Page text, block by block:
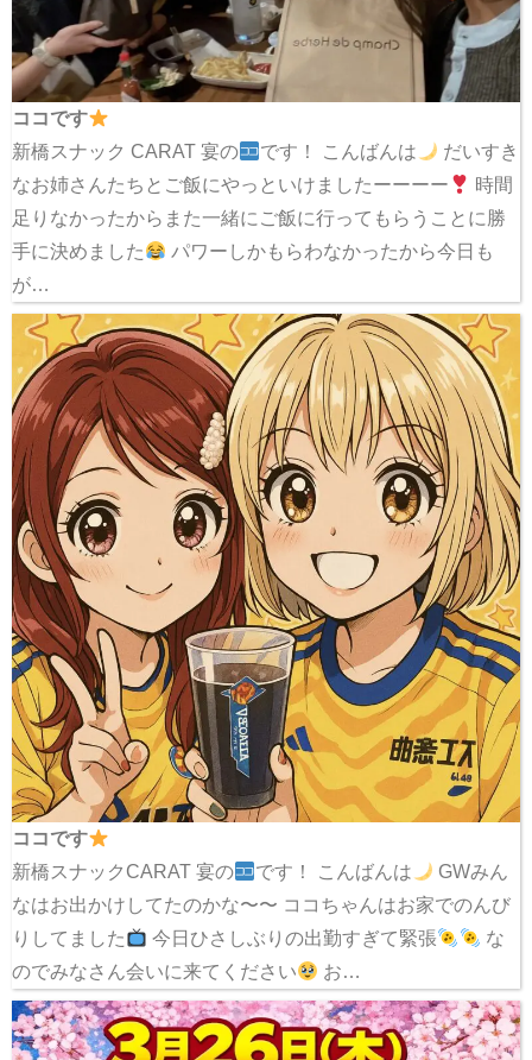
ココです
新橋スナック CARAT 宴の
です！ こんばんは
だいすき
なお姉さんたちとご飯にやっといけましたーーーー
時間
足りなかったからまた一緒にご飯に行ってもらうことに勝
手に決めました
パワーしかもらわなかったから今日も
が…
ココです
新橋スナックCARAT 宴の
です！ こんばんは
GWみん
なはお出かけしてたのかな〜〜 ココちゃんはお家でのんび
りしてました
今日ひさしぶりの出勤すぎて緊張
な
のでみなさん会いに来てください
お…